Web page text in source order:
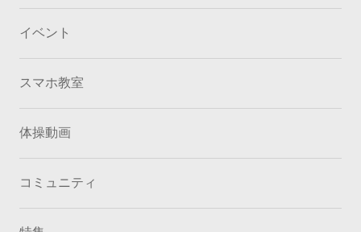
イベント
スマホ教室
体操動画
コミュニティ